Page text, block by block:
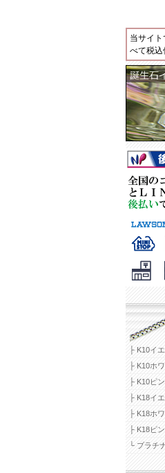
当サイ
べて税込
├ K10イ
├ K10ホ
├ K10ピ
├ K18イ
├ K18ホ
├ K18ピ
└ プラチ